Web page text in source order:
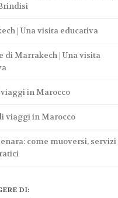
| Una visita educativa
di Marrakech | Una visita
in Marocco
viaggi in Marocco
come muoversi, servizi
DI: